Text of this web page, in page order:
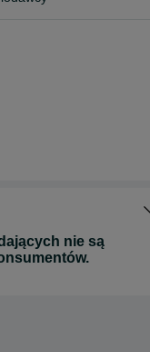
nie są